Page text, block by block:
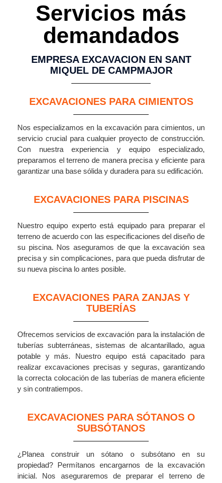
Servicios más
demandados
EMPRESA EXCAVACION EN SANT
MIQUEL DE CAMPMAJOR
EXCAVACIONES PARA CIMIENTOS
Nos especializamos en la excavación para cimientos, un
servicio crucial para cualquier proyecto de construcción.
Con nuestra experiencia y equipo especializado,
preparamos el terreno de manera precisa y eficiente para
garantizar una base sólida y duradera para su edificación.
EXCAVACIONES PARA PISCINAS
Nuestro equipo experto está equipado para preparar el
terreno de acuerdo con las especificaciones del diseño de
su piscina. Nos aseguramos de que la excavación sea
precisa y sin complicaciones, para que pueda disfrutar de
su nueva piscina lo antes posible.
EXCAVACIONES PARA ZANJAS Y
TUBERÍAS
Ofrecemos servicios de excavación para la instalación de
tuberías subterráneas, sistemas de alcantarillado, agua
potable y más. Nuestro equipo está capacitado para
realizar excavaciones precisas y seguras, garantizando
la correcta colocación de las tuberías de manera eficiente
y sin contratiempos.
EXCAVACIONES PARA SÓTANOS O
SUBSÓTANOS
¿Planea construir un sótano o subsótano en su
propiedad? Permítanos encargarnos de la excavación
inicial. Nos aseguraremos de preparar el terreno de